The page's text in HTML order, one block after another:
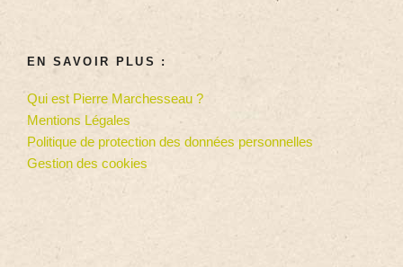
EN SAVOIR PLUS :
Qui est Pierre Marchesseau ?
Mentions Légales
Politique de protection des données personnelles
Gestion des cookies